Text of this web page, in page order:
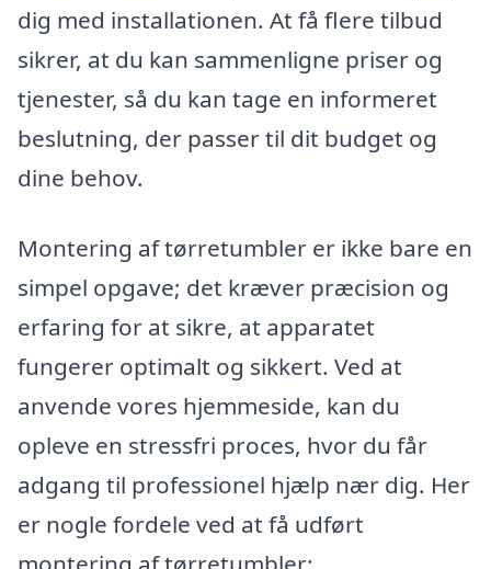
dig med installationen. At få flere tilbud
sikrer, at du kan sammenligne priser og
tjenester, så du kan tage en informeret
beslutning, der passer til dit budget og
dine behov.
Montering af tørretumbler er ikke bare en
simpel opgave; det kræver præcision og
erfaring for at sikre, at apparatet
fungerer optimalt og sikkert. Ved at
anvende vores hjemmeside, kan du
opleve en stressfri proces, hvor du får
adgang til professionel hjælp nær dig. Her
er nogle fordele ved at få udført